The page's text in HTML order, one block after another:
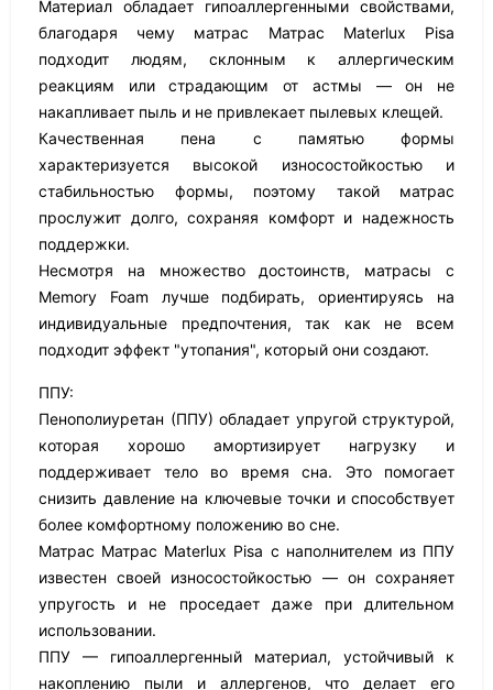
Материал обладает гипоаллергенными свойствами,
благодаря чему матрас Матрас Materlux Pisa
подходит людям, склонным к аллергическим
реакциям или страдающим от астмы — он не
накапливает пыль и не привлекает пылевых клещей.
Качественная пена с памятью формы
характеризуется высокой износостойкостью и
стабильностью формы, поэтому такой матрас
прослужит долго, сохраняя комфорт и надежность
поддержки.
Несмотря на множество достоинств, матрасы с
Memory Foam лучше подбирать, ориентируясь на
индивидуальные предпочтения, так как не всем
подходит эффект "утопания", который они создают.
ППУ:
Пенополиуретан (ППУ) обладает упругой структурой,
которая хорошо амортизирует нагрузку и
поддерживает тело во время сна. Это помогает
снизить давление на ключевые точки и способствует
более комфортному положению во сне.
Матрас Матрас Materlux Pisa с наполнителем из ППУ
известен своей износостойкостью — он сохраняет
упругость и не проседает даже при длительном
использовании.
ППУ — гипоаллергенный материал, устойчивый к
накоплению пыли и аллергенов, что делает его